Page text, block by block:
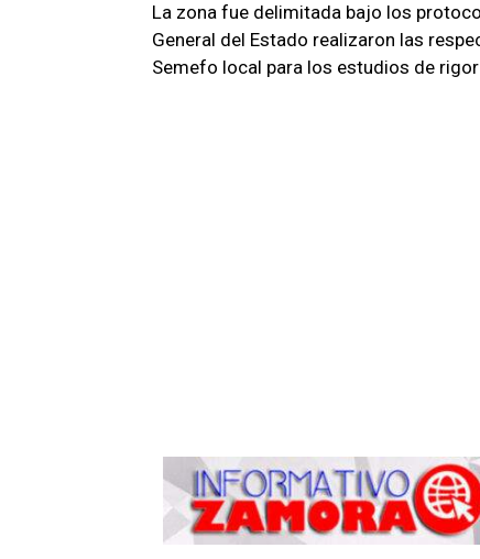
La zona fue delimitada bajo los
General del Estado realizaron las
Semefo local para los estudios de